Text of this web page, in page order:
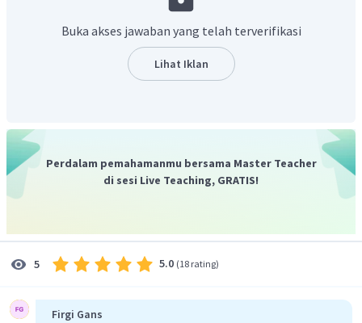
Buka akses jawaban yang telah terverifikasi
Lihat Iklan
Perdalam pemahamanmu bersama Master Teacher
di sesi Live Teaching, GRATIS!
5 5.0 (18 rating)
Firgi Gans